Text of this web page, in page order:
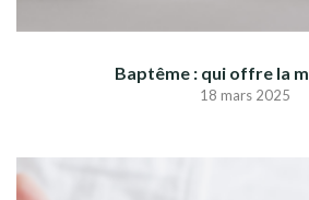
Baptême : qui offre la
18 mars 2025